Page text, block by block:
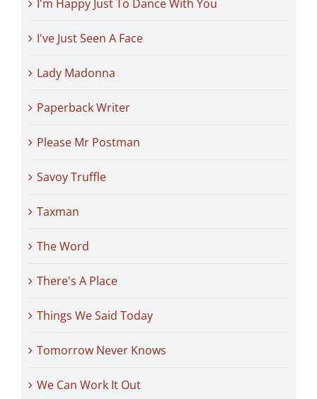
I'm Happy Just To Dance With You
I've Just Seen A Face
Lady Madonna
Paperback Writer
Please Mr Postman
Savoy Truffle
Taxman
The Word
There's A Place
Things We Said Today
Tomorrow Never Knows
We Can Work It Out